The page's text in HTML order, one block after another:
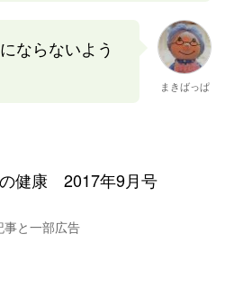
ならないよう
まきばっぱ
健康 2017年9月号
事と一部広告